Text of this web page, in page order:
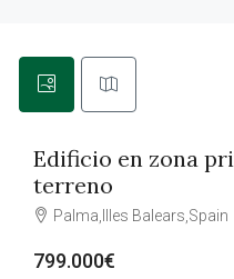
Edificio en zona
terreno
Palma,Illes Balears,Spain
799.000€